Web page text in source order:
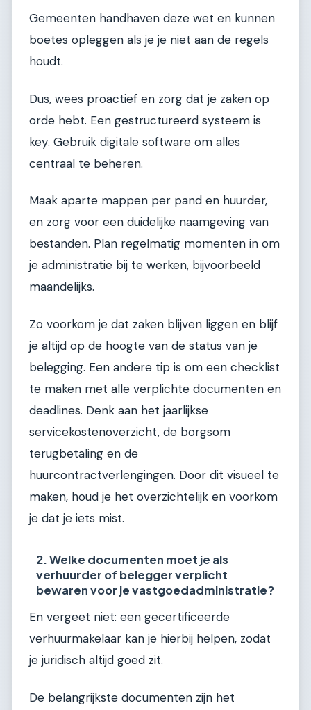
Gemeenten handhaven deze wet en kunnen
boetes opleggen als je je niet aan de regels
houdt.
Dus, wees proactief en zorg dat je zaken op
orde hebt. Een gestructureerd systeem is
key. Gebruik digitale software om alles
centraal te beheren.
Maak aparte mappen per pand en huurder,
en zorg voor een duidelijke naamgeving van
bestanden. Plan regelmatig momenten in om
je administratie bij te werken, bijvoorbeeld
maandelijks.
Zo voorkom je dat zaken blijven liggen en blijf
je altijd op de hoogte van de status van je
belegging. Een andere tip is om een checklist
te maken met alle verplichte documenten en
deadlines. Denk aan het jaarlijkse
servicekostenoverzicht, de borgsom
terugbetaling en de
huurcontractverlengingen. Door dit visueel te
maken, houd je het overzichtelijk en voorkom
je dat je iets mist.
2. Welke documenten moet je als
verhuurder of belegger verplicht
bewaren voor je vastgoedadministratie?
En vergeet niet: een gecertificeerde
verhuurmakelaar kan je hierbij helpen, zodat
je juridisch altijd goed zit.
De belangrijkste documenten zijn het